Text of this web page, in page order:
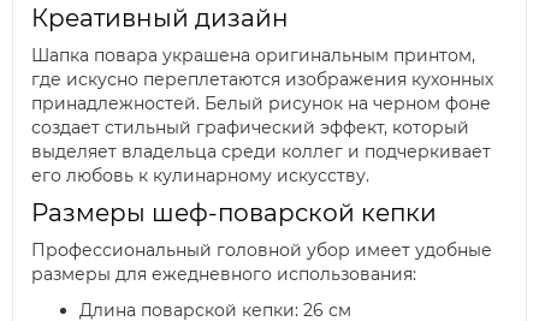
Креативный дизайн
Шапка повара украшена оригинальным принтом,
где искусно переплетаются изображения кухонных
принадлежностей. Белый рисунок на черном фоне
создает стильный графический эффект, который
выделяет владельца среди коллег и подчеркивает
его любовь к кулинарному искусству.
Размеры шеф-поварской кепки
Профессиональный головной убор имеет удобные
размеры для ежедневного использования:
Длина поварской кепки: 26 см